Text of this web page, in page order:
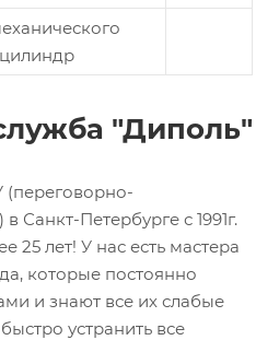
"Диполь"
Санкт-Петербурге с 1991г.
25 лет! У нас есть мастера
которые постоянно
и знают все их слабые
устранить все